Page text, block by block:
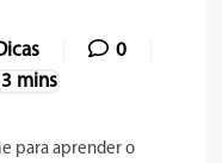
0
para aprender o